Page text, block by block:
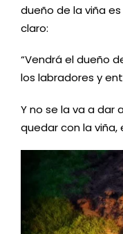
dueño de la viña es
claro:
“Vendrá el dueño
los labradores y
Y no se la va a dar
quedar con la viña,